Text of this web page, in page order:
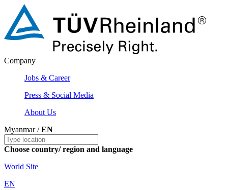
Company
Jobs & Career
Press & Social Media
About Us
Myanmar /EN
Choose country/ region and language
World Site
EN